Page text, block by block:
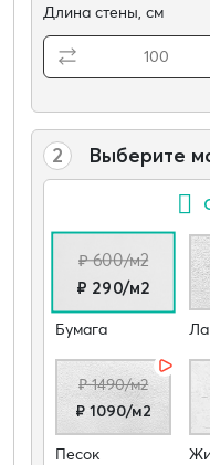
Длина стены, см
2 Выберите
₽ 600/м2
₽ 290/м2
Бумага
₽ 1490/м2
₽ 1090/м2
Песок